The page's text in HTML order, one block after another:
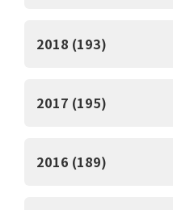
2018 (193)
2017 (195)
2016 (189)